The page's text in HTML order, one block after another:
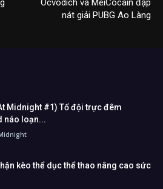
nát giải PUBG Ao Làng
Midnight #1) Tổ đội trực đêm
náo loạn...
kèo thể dục thể thao nâng cao sức